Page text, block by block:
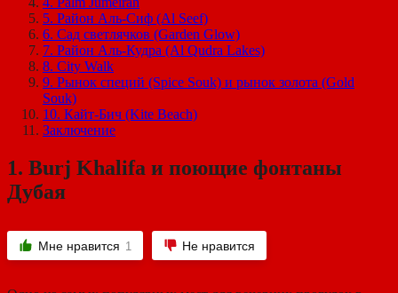
5. Район Аль-Сиф (Al Seef)
6. Сад светлячков (Garden Glow)
7. Район Аль-Кудра (Al Qudra Lakes)
8. City Walk
9. Рынок специй (Spice Souk) и рынок золота (Gold
Souk)
10. Кайт-Бич (Kite Beach)
Заключение
1. Burj Khalifa и поющие фонтаны
Дубая
Мне нравится 1 Не нравится